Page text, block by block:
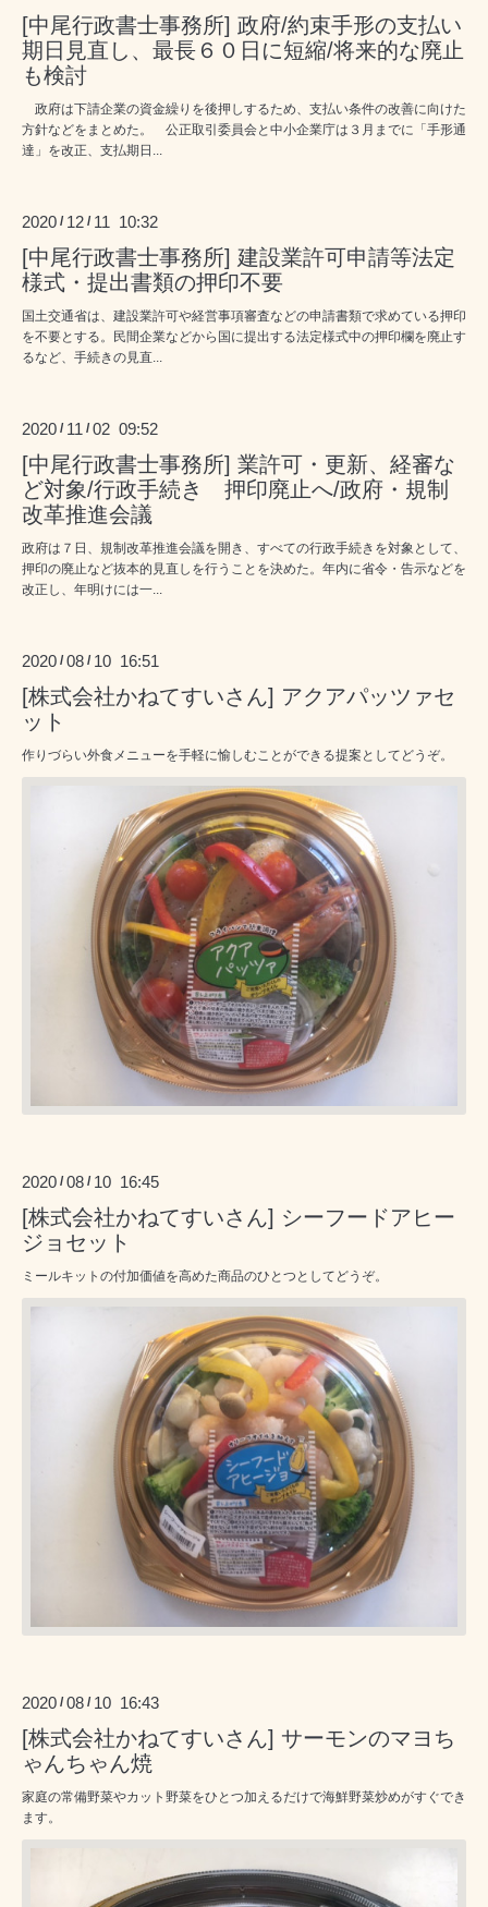
[中尾行政書士事務所] 政府/約束手形の支払い
期日見直し、最長６０日に短縮/将来的な廃止
も検討
政府は下請企業の資金繰りを後押しするため、支払い条件の改善に向けた
方針などをまとめた。 公正取引委員会と中小企業庁は３月までに「手形通
達」を改正、支払期日...
2020 / 12 / 11 10:32
[中尾行政書士事務所] 建設業許可申請等法定
様式・提出書類の押印不要
国土交通省は、建設業許可や経営事項審査などの申請書類で求めている押印
を不要とする。民間企業などから国に提出する法定様式中の押印欄を廃止す
るなど、手続きの見直...
2020 / 11 /02 09:52
[中尾行政書士事務所] 業許可・更新、経審な
ど対象/行政手続き 押印廃止へ/政府・規制
改革推進会議
政府は７日、規制改革推進会議を開き、すべての行政手続きを対象として、
押印の廃止など抜本的見直しを行うことを決めた。年内に省令・告示などを
改正し、年明けには一...
2020 /08 / 10 16:51
[株式会社かねてすいさん] アクアパッツァセ
ット
作りづらい外食メニューを手軽に愉しむことができる提案としてどうぞ。
2020 /08 / 10 16:45
[株式会社かねてすいさん] シーフードアヒー
ジョセット
ミールキットの付加価値を高めた商品のひとつとしてどうぞ。
2020 /08 / 10 16:43
[株式会社かねてすいさん] サーモンのマヨち
ゃんちゃん焼
家庭の常備野菜やカット野菜をひとつ加えるだけで海鮮野菜炒めがすぐでき
ます。